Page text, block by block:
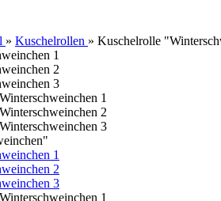
» Kuschelrollen » Kuschelrolle